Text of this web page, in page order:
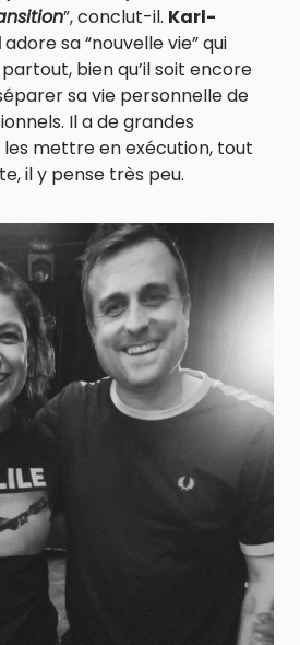
”, conclut-il. Karl-
adore sa “nouvelle vie” qui
bien qu’il soit encore
sa vie personnelle de
Il a de grandes
mettre en exécution, tout
il y pense très peu.